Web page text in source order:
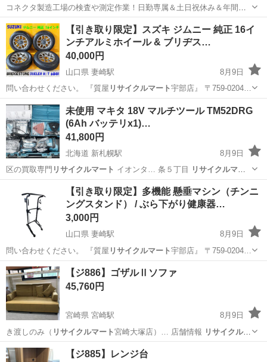
コネクタ製造工場の検査や測定作業！日勤専属＆土日祝休み＆年間休
日128日★クリーンルーム内作業★マイカー通勤OK＆無料駐車場あり
★就業先食堂利用可！日払い制度あり！《茨城県常陸大宮市》 人気の
工場のお仕事 ◇コネクタ製造工...
茨城 常陸大宮市 静駅 その他
【引き取り限定】スズキ ジムニー 純正 16イ
ンチアルミホイール & ブリヂス…
40,000円
山口県 妻崎駅
8月9日
問い合わせください。 『質屋 リサイクルマート 宇部店』 〒759-0204…
山口 宇部市 妻崎駅 タイヤ、ホイール
未使用 マキタ 18V マルチツール TM52DRG
(6Ah バッテリx1)…
41,800円
北海道 新札幌駅
8月9日
区の買取専門 リサイクルマート イオンタ… 条５丁目
リサイクルマー
トイオンタウン… 新札幌駅 その他 18V
【引き取り限定】多機能 懸垂マシン（チンニ
ングスタンド） / ぶら下がり健康器…
3,000円
山口県 妻崎駅
8月9日
問い合わせください。 『質屋 リサイクルマート 宇部店』 〒759-0204…
山口 宇部市 妻崎駅 フィットネス、トレーニング
チンニング
【ジ886】ゴザルⅡソファ
45,760円
宮崎県 宮崎駅
8月9日
き渡しのみ（ リサイクルマート宮崎大塚店）… 店舗情報 リサイクルマ
ート宮崎大塚店 …
宮崎 宮崎市 宮崎駅
【ジ885】レンジ台